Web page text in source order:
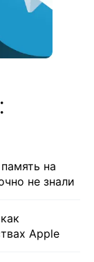
на
не знали
Apple